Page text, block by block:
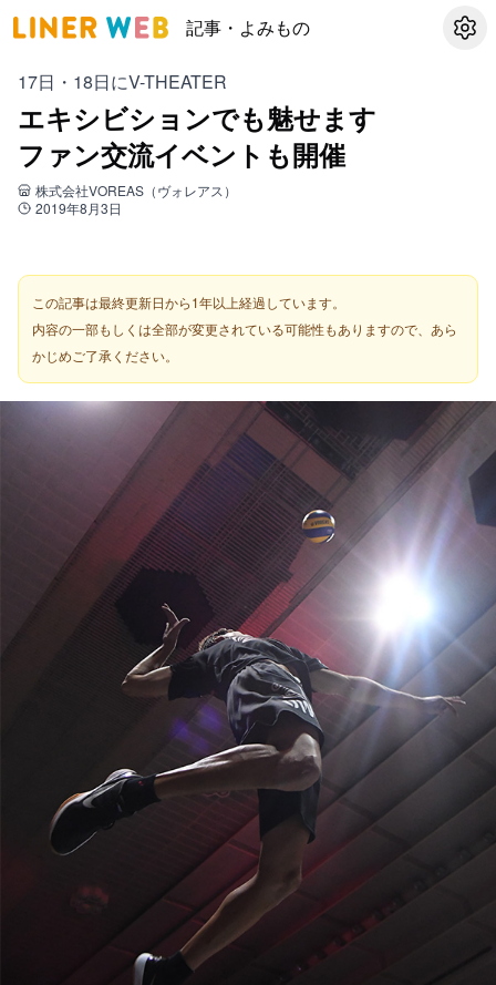
記事・よみもの 設定
17日・18日にV-THEATER
エキシビションでも魅せます
ファン交流イベントも開催
株式会社VOREAS（ヴォレアス）
2019年8月3日
この記事は最終更新日から1年以上経過しています。
内容の一部もしくは全部が変更されている可能性もありますので、あら
かじめご了承ください。